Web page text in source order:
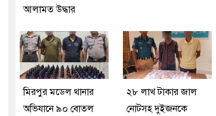
আলামত উদ্ধার
মিরপুর মডেল থানার
অভিযানে ৯০ বোতল
২৮ লাখ টাকার জাল
নোটসহ দুইজনকে